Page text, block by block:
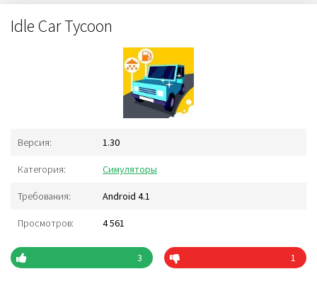
Idle Car Tycoon
Версия: 1.30
Категория: Симуляторы
Требования: Android 4.1
Просмотров: 4 561
3 1